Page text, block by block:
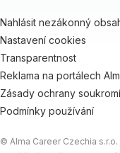
Nahlásit nezákonný
Nastavení cookies
Transparentnost
Reklama na portálech
Zásady ochrany soukromí
Podmínky používání
© Alma Career Czechia